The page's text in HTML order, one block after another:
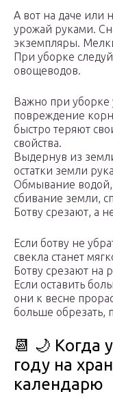
А вот на даче или
урожай руками.
экземпляры.
При уборке
овощеводов.
Важно при уборке
повреждение
быстро теряют
свойства.
Выдернув из
остатки земли
Обмывание
сбивание земли,
Ботву срезают, а
Если ботву не
свекла станет
Ботву срезают на
Если оставить
они к весне
больше обрезать,
📆 🌙 Когда
году на
календарю